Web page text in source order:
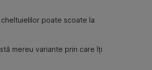
poate scoate la
mereu variante prin care îți